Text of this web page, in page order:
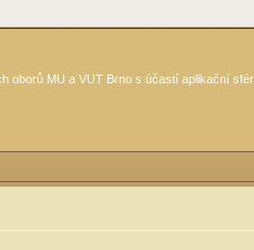
oborů MU a VUT Brno s účastí aplikační